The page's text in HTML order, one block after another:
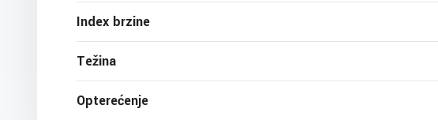
Index brzine
Težina
Opterećenje